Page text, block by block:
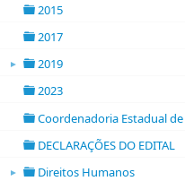
2015
2017
► 2019
2023
Coordenadoria Estadual
DECLARAÇÕES DO EDITAL
► Direitos Humanos